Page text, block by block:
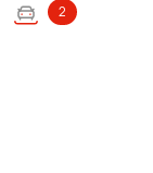
2